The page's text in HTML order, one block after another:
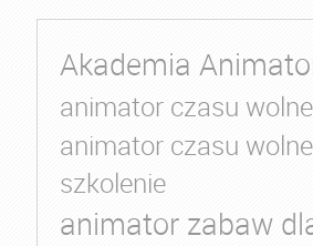
Akademia
animator czasu
animator czasu
szkolenie
animator zabaw